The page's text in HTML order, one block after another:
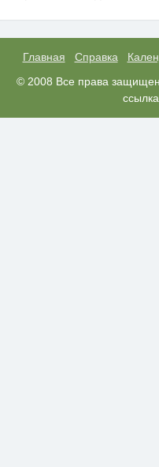
Главная Справка
© 2008 Все права
Ржу не
пересмотришь